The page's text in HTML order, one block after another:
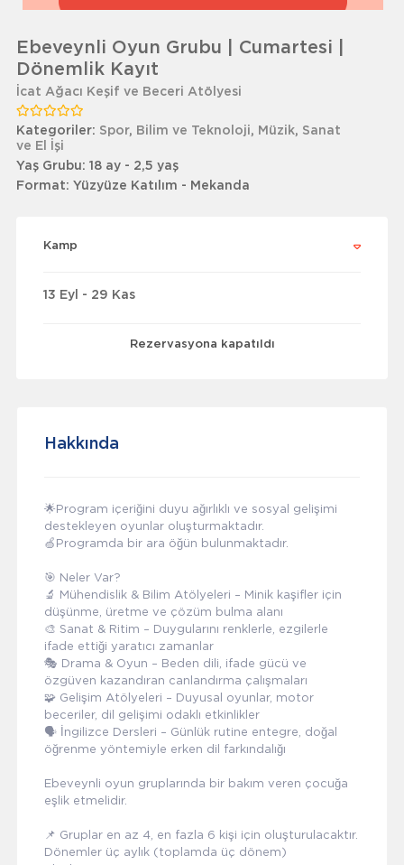
Ebeveynli Oyun Grubu | Cumartesi |
Dönemlik Kayıt
İcat Ağacı Keşif ve Beceri Atölyesi
Kategoriler: Spor, Bilim ve Teknoloji, Müzik, Sanat
ve El İşi
Yaş Grubu: 18 ay - 2,5 yaş
Format: Yüzyüze Katılım - Mekanda
Kamp
13 Eyl - 29 Kas
Rezervasyona kapatıldı
Hakkında
🌟Program içeriğini duyu ağırlıklı ve sosyal gelişimi
destekleyen oyunlar oluşturmaktadır.
🍏Programda bir ara öğün bulunmaktadır.
🎯 Neler Var?
🔬 Mühendislik & Bilim Atölyeleri – Minik kaşifler için
düşünme, üretme ve çözüm bulma alanı
🎨 Sanat & Ritim – Duygularını renklerle, ezgilerle
ifade ettiği yaratıcı zamanlar
🎭 Drama & Oyun – Beden dili, ifade gücü ve
özgüven kazandıran canlandırma çalışmaları
🧩 Gelişim Atölyeleri – Duyusal oyunlar, motor
beceriler, dil gelişimi odaklı etkinlikler
🗣️ İngilizce Dersleri – Günlük rutine entegre, doğal
öğrenme yöntemiyle erken dil farkındalığı
Ebeveynli oyun gruplarında bir bakım veren çocuğa
eşlik etmelidir.
📌 Gruplar en az 4, en fazla 6 kişi için oluşturulacaktır.
Dönemler üç aylık (toplamda üç dönem)